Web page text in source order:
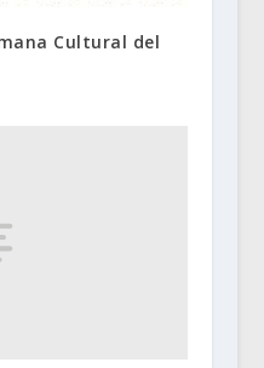
Cultural del